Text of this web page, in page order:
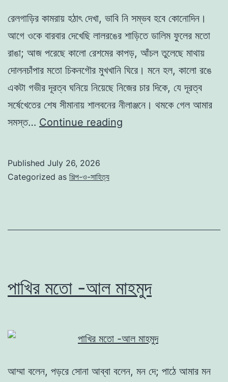
রেলগাড়ির কামরায় হঠাৎ দেখা, ভাবি নি সম্ভব হবে কোনোদিন।
আগে ওকে বারবার দেখেছি লালরঙের শাড়িতে ডালিম ফুলের মতো
রাঙা; আজ পরেছে কালো রেশমের কাপড়, আঁচল তুলেছে মাথায়
দোলনচাঁপার মতো চিকনগৌর মুখখানি ঘিরে। মনে হল, কালো রঙে
একটা গভীর দূরত্ব ঘনিয়ে নিয়েছে নিজের চার দিকে, যে দূরত্ব
সর্ষেখেতের শেষ সীমানায় শালবনের নীলাঞ্জনে। থমকে গেল আমার
সমস্ত… Continue reading
Published July 26, 2026
Categorized as শিল্প-ও-সাহিত্য
পাখির মতো -আল মাহমুদ
আম্মা বলেন, পড়রে সোনা আব্বা বলেন, মন দে; পাঠে আমার মন